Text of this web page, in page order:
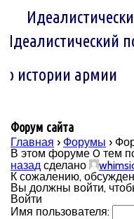
Идеалистический
истории армии
Форум сайта
Главная › Форумы ›
В этом форуме 0 тем
назад сделано
К сожалению,
Вы должны войти,
Войти
Имя пользователя: